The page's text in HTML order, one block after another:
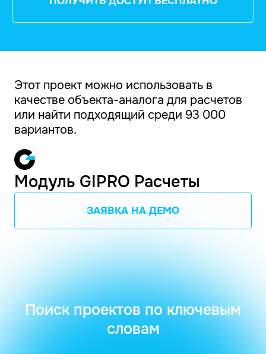
Этот проект можно использовать в
качестве объекта-аналога для расчетов
или найти подходящий среди 93 000
вариантов.
Модуль GIPRO Расчеты
ЗАЯВКА НА ДЕМО
Поиск проектов по ключевым
словам